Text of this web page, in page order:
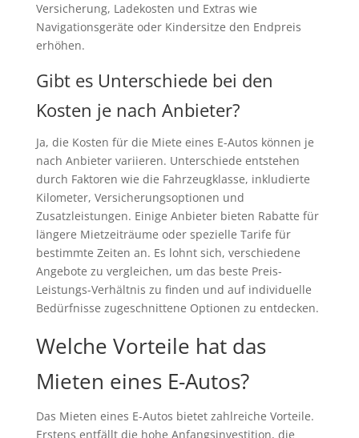
Versicherung, Ladekosten und Extras wie
Navigationsgeräte oder Kindersitze den Endpreis
erhöhen.
Gibt es Unterschiede bei den
Kosten je nach Anbieter?
Ja, die Kosten für die Miete eines E-Autos können je
nach Anbieter variieren. Unterschiede entstehen
durch Faktoren wie die Fahrzeugklasse, inkludierte
Kilometer, Versicherungsoptionen und
Zusatzleistungen. Einige Anbieter bieten Rabatte für
längere Mietzeiträume oder spezielle Tarife für
bestimmte Zeiten an. Es lohnt sich, verschiedene
Angebote zu vergleichen, um das beste Preis-
Leistungs-Verhältnis zu finden und auf individuelle
Bedürfnisse zugeschnittene Optionen zu entdecken.
Welche Vorteile hat das
Mieten eines E-Autos?
Das Mieten eines E-Autos bietet zahlreiche Vorteile.
Erstens entfällt die hohe Anfangsinvestition, die